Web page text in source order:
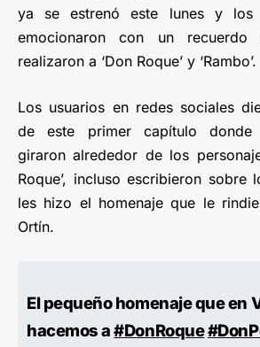
ya se estrenó este lunes y los
emocionaron con un
realizaron a ‘Don Roque’ y ‘Rambo’.
Los usuarios en redes sociales
de este primer capítulo donde
giraron alrededor de los
Roque’, incluso escribieron sobre
les hizo el homenaje que le
Ortín.
El pequeño homenaje que en
hacemos a#DonRoque